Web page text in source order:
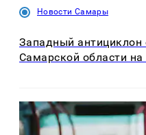
Новости Самары
Западный антициклон
Самарской области